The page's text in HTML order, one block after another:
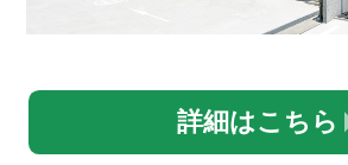
詳細はこちら